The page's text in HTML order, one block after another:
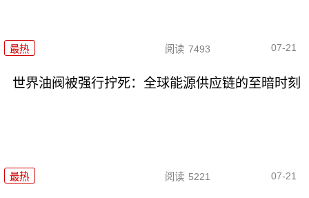
最热 阅读 7493 07-21
世界油阀被强行拧死：全球能源供应链的至暗时刻
最热 阅读 5221 07-21